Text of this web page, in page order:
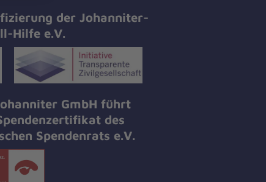
der Johanniter-
Hilfe e.V.
GmbH führt
des
Spendenrats e.V.